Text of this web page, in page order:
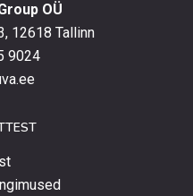
OÜ
12618 Tallinn
9024